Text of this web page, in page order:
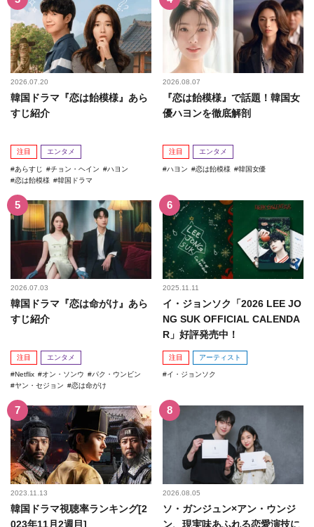
2026.07.20
韓国ドラマ『恋は飴模様』あら
すじ紹介
注目 エンタメ
あらすじ チョン・ヘイン
ハヨン
恋は飴模様
韓国ドラマ
2026.08.07
『恋は飴模様』で話題！韓国女
優ハヨンを徹底解剖
注目 エンタメ
ハヨン 恋は飴模様 韓国女優
2026.07.03
韓国ドラマ『恋は命がけ』あら
すじ紹介
注目 エンタメ
Netflix オン・ソンウ
パク・ウンビン
ヤン・セジョン
恋は命がけ
2025.11.11
イ・ジョンソク「2026 LEE JO
NG SUK OFFICIAL CALENDA
R」好評発売中！
注目 アーティスト
イ・ジョンソク
2023.11.13
韓国ドラマ視聴率ランキング[2
023年11月2週目]
2026.08.05
ソ・ガンジュン×アン・ウンジ
ン、現実味あふれる恋愛演技に